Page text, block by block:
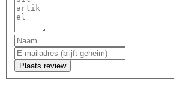
Plaats review